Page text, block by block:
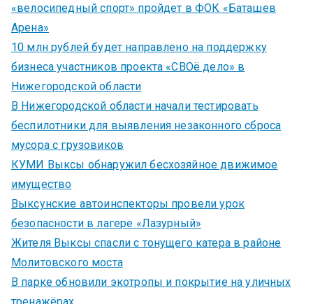
«велосипедный спорт» пройдет в ФОК «Баташев
Арена»
10 млн рублей будет направлено на поддержку
бизнеса участников проекта «СВОё дело» в
Нижегородской области
В Нижегородской области начали тестировать
беспилотники для выявления незаконного сброса
мусора с грузовиков
КУМИ Выксы обнаружил бесхозяйное движимое
имущество
Выксунские автоинспекторы провели урок
безопасности в лагере «Лазурный»
Жителя Выксы спасли с тонущего катера в районе
Молитовского моста
В парке обновили экотропы и покрытие на уличных